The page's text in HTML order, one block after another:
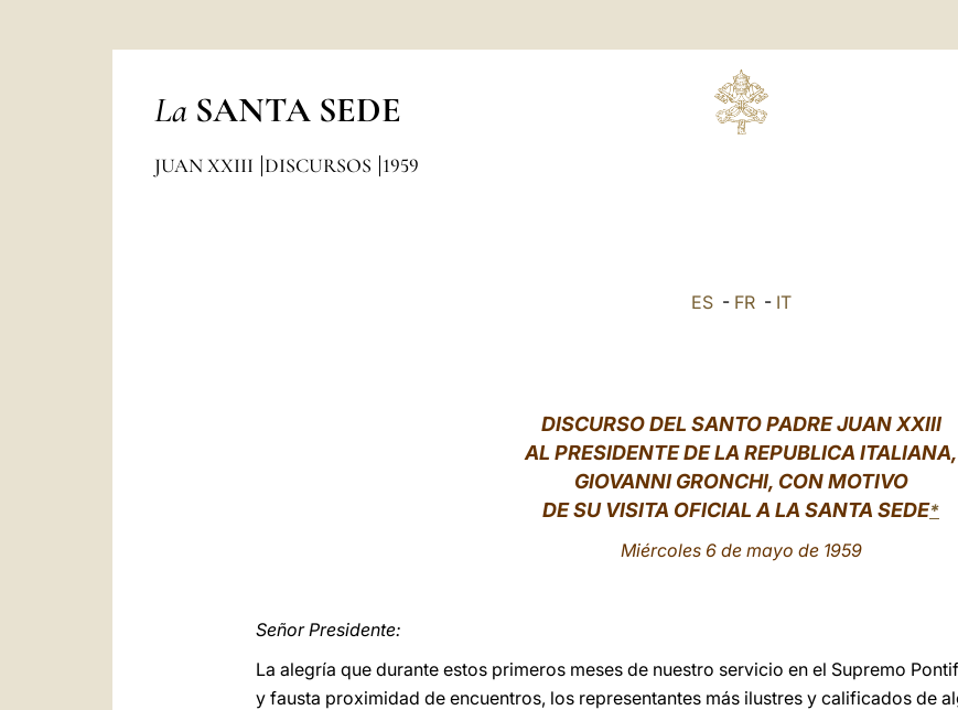
La SANTA SEDE
JUAN XXIII DISCURSOS 1959
ES- FR- IT
DISCURSO DEL SANTO PADRE JUAN XXIII
AL PRESIDENTE DE LA REPUBLICA ITALIANA,
GIOVANNI GRONCHI, CON MOTIVO
DE SU VISITA OFICIAL A LA SANTA SEDE*
Miércoles 6 de mayo de 1959
Señor Presidente:
La alegría que durante estos primeros meses de nuestro servicio en el Supremo
y fausta proximidad de encuentros, los representantes más ilustres y calificados de